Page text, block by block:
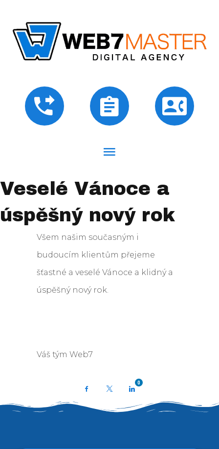
Veselé Vánoce a
úspěšný nový rok
Všem našim současným i
budoucím klientům přejeme
šťastné a veselé Vánoce a klidný a
úspěšný nový rok.
Váš tým Web7
Facebook
0